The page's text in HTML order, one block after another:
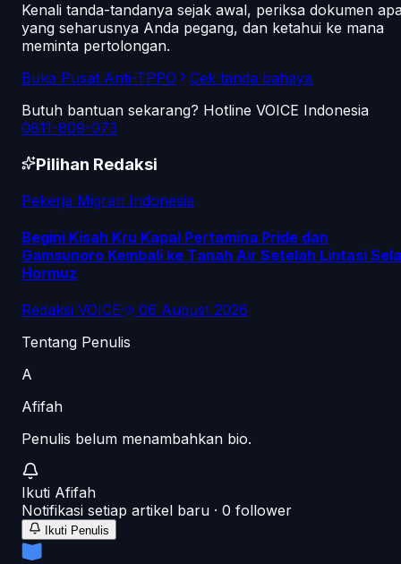
Kenali tanda-tandanya sejak awal, periksa dokumen
yang seharusnya Anda pegang, dan ketahui ke mana
meminta pertolongan.
Buka Pusat Anti-TPPO
Cek tanda bahaya
Butuh bantuan sekarang? Hotline VOICE Indonesia
0811-809-073
Pilihan Redaksi
Pekerja Migran Indonesia
Begini Kisah Kru Kapal Pertamina Pride dan
Gamsunoro Kembali ke Tanah Air Setelah Lintasi
Hormuz
Redaksi VOICE·
06 August 2026
Tentang Penulis
A
Afifah
Penulis belum menambahkan bio.
Ikuti Afifah
Notifikasi setiap artikel baru · 0 follower
Ikuti Penulis